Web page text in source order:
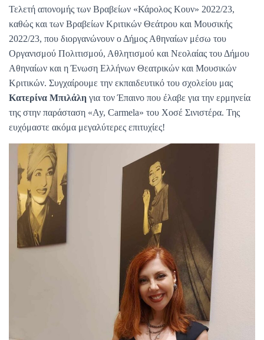
Τελετή απονομής των Βραβείων «Κάρολος Κουν» 2022/23,
καθώς και των Βραβείων Κριτικών Θεάτρου και Μουσικής
2022/23, που διοργανώνουν ο Δήμος Αθηναίων μέσω του
Οργανισμού Πολιτισμού, Αθλητισμού και Νεολαίας του Δήμου
Αθηναίων και η Ένωση Ελλήνων Θεατρικών και Μουσικών
Κριτικών. Συγχαίρουμε την εκπαιδευτικό του σχολείου μας
Κατερίνα Μπιλάλη για τον Έπαινο που έλαβε για την ερμηνεία
της στην παράσταση «Ay, Carmela» του Χοσέ Σινιστέρα. Της
ευχόμαστε ακόμα μεγαλύτερες επιτυχίες!